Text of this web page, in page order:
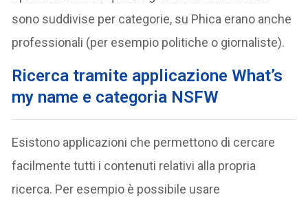
sono suddivise per categorie, su Phica erano anche
professionali (per esempio politiche o giornaliste).
Ricerca tramite applicazione What’s
my name e categoria NSFW
Esistono applicazioni che permettono di cercare
facilmente tutti i contenuti relativi alla propria
ricerca. Per esempio è possibile usare